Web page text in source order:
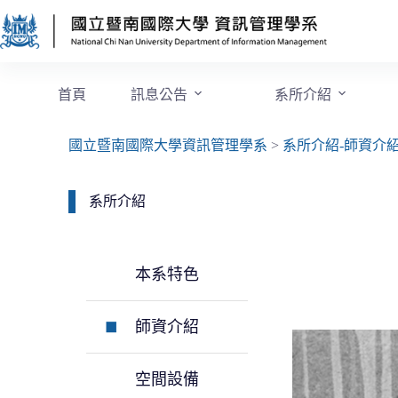
首頁 訊息公告 系所介紹
國立暨南國際大學資訊管理學系 > 系所介紹-師資介
系所介紹
本系特色
師資介紹
空間設備